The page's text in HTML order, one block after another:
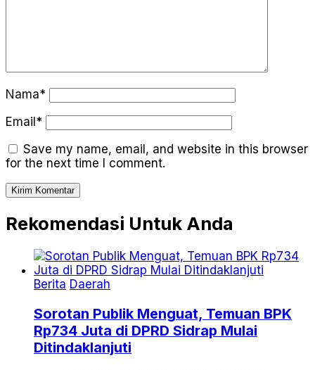
Nama*
Email*
Save my name, email, and website in this browser
for the next time I comment.
Rekomendasi Untuk Anda
Berita Daerah
Sorotan Publik Menguat, Temuan BPK
Rp734 Juta di DPRD Sidrap Mulai
Ditindaklanjuti